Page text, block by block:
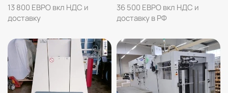
13 800 ЕВРО вкл НДС и
доставку
36 500 ЕВРО вкл НДС и
доставку в РФ